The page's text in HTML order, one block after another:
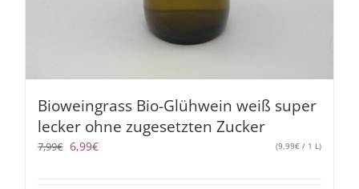
Bioweingrass Bio-Glühwein weiß super
lecker ohne zugesetzten Zucker
7,99€ Ursprünglicher
6,99€Aktueller
(9,99€/ 1 L)